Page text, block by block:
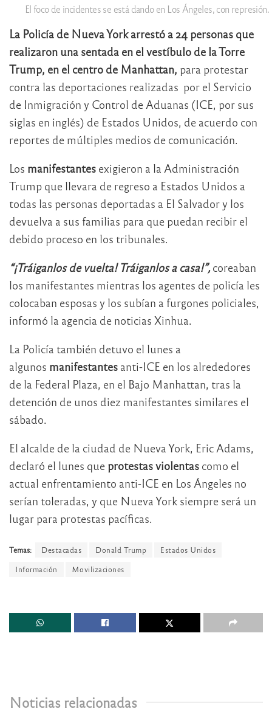
El foco de incidentes se está dando en Los Ángeles, con represión.
La Policía de Nueva York arrestó a 24 personas que
realizaron una sentada en el vestíbulo de la Torre
Trump, en el centro de Manhattan, para protestar
contra las deportaciones realizadas por el Servicio
de Inmigración y Control de Aduanas (ICE, por sus
siglas en inglés) de Estados Unidos, de acuerdo con
reportes de múltiples medios de comunicación.
Los manifestantes exigieron a la Administración
Trump que llevara de regreso a Estados Unidos a
todas las personas deportadas a El Salvador y los
devuelva a sus familias para que puedan recibir el
debido proceso en los tribunales.
“¡Tráiganlos de vuelta! Tráiganlos a casa!”,coreaban
los manifestantes mientras los agentes de policía les
colocaban esposas y los subían a furgones policiales,
informó la agencia de noticias Xinhua.
La Policía también detuvo el lunes a
algunos manifestantes anti-ICE en los alrededores
de la Federal Plaza, en el Bajo Manhattan, tras la
detención de unos diez manifestantes similares el
sábado.
El alcalde de la ciudad de Nueva York, Eric Adams,
declaró el lunes que protestas violentas como el
actual enfrentamiento anti-ICE en Los Ángeles no
serían toleradas, y que Nueva York siempre será un
lugar para protestas pacíficas.
Temas: Destacadas Donald Trump
Estados Unidos
Información
Movilizaciones
Noticias relacionadas